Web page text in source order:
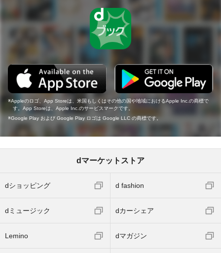
Appleのロゴ、App Storeは、米国もしくはその他の国や地域におけるApple Inc.の商標で
す。App Storeは、Apple Inc.のサービスマークです。
Google Play および Google Play ロゴは Google LLC の商標です。
dマーケットストア
dショッピング d fashion
dミュージック dカーシェア
Lemino dマガジン